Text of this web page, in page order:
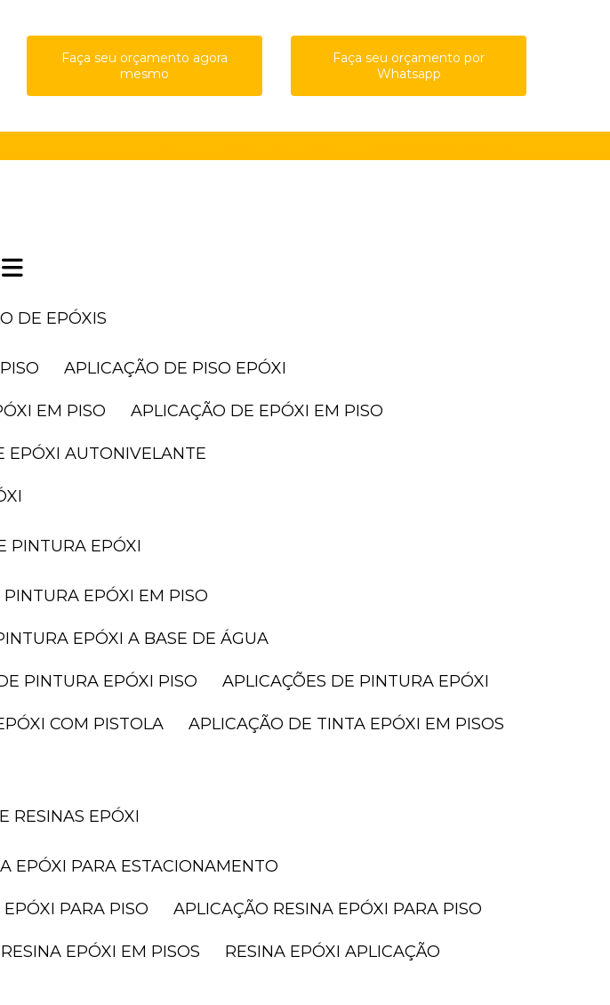
Faça seu orçamento agora
mesmo
Faça seu orçamento por
Whatsapp
DE EPÓXIS
APLICAÇÃO DE PISO EPÓXI
EM PISO APLICAÇÃO DE EPÓXI EM PISO
EPÓXI AUTONIVELANTE
PINTURA EPÓXI
PINTURA EPÓXI EM PISO
EPÓXI A BASE DE ÁGUA
PINTURA EPÓXI PISO APLICAÇÕES DE PINTURA EPÓXI
COM PISTOLA APLICAÇÃO DE TINTA EPÓXI EM PISOS
RESINAS EPÓXI
EPÓXI PARA ESTACIONAMENTO
EPÓXI PARA PISO APLICAÇÃO RESINA EPÓXI PARA PISO
RESINA EPÓXI EM PISOS RESINA EPÓXI APLICAÇÃO